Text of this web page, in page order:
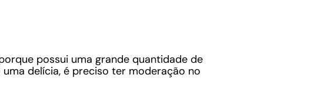
possui uma grande quantidade de
delícia, é preciso ter moderação no